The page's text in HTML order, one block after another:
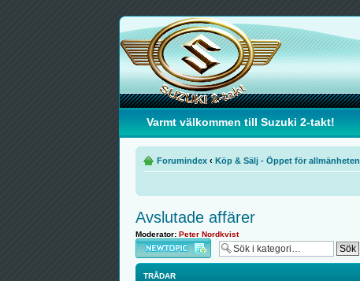
Varmt välkommen till Suzuki 2-takt!
Forumindex ‹ Köp & Sälj - Öppet för allmänheten
Avslutade affärer
Moderator: Peter Nordkvist
Skapa en ny tråd
TRÅDAR